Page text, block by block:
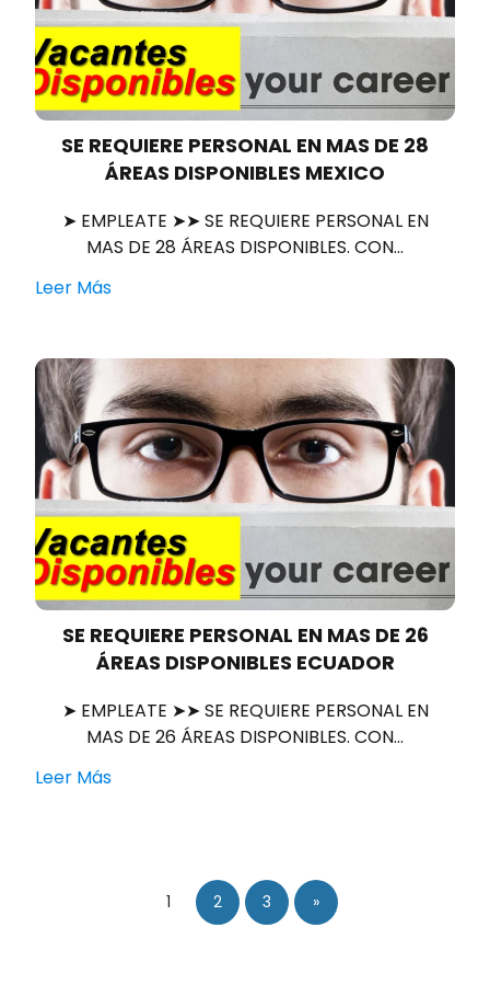
SE REQUIERE PERSONAL EN MAS DE 28
ÁREAS DISPONIBLES MEXICO
➤ EMPLEATE ➤➤ SE REQUIERE PERSONAL EN
MAS DE 28 ÁREAS DISPONIBLES. CON…
Leer Más
SE REQUIERE PERSONAL EN MAS DE 26
ÁREAS DISPONIBLES ECUADOR
➤ EMPLEATE ➤➤ SE REQUIERE PERSONAL EN
MAS DE 26 ÁREAS DISPONIBLES. CON…
Leer Más
1 2 3 »